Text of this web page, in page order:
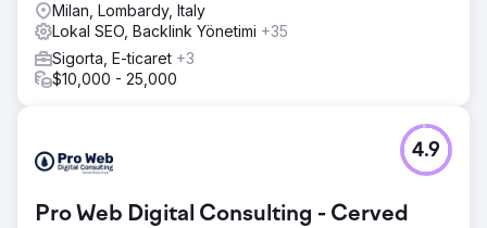
Milan, Lombardy, Italy
Lokal SEO, Backlink Yönetimi +35
Sigorta, E-ticaret +3
$10,000 - 25,000
Pro Web Digital Consulting - Cerved
4.9